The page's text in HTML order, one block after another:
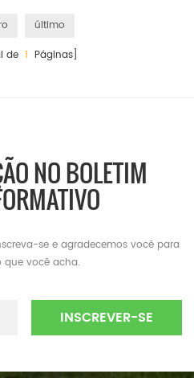
último
de 1 Páginas]
NO BOLETIM
se e agradecemos você para
que você acha.